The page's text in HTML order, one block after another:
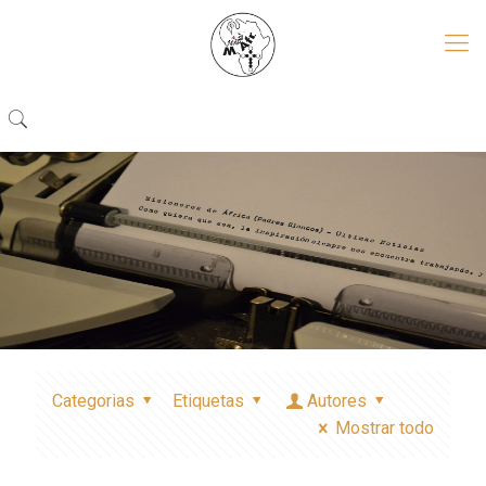
Categorias Etiquetas
Autores
Mostrar todo